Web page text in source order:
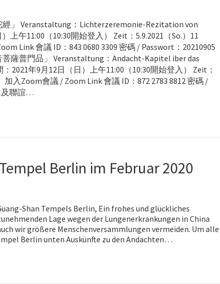
」 Veranstaltung：Lichterzeremonie-Rezitation von
上午11:00（10:30開始登入） Zeit：5.9.2021（So.）11
Link 會議 ID：843 0680 3309 密碼 / Passwort：20210905
薩普門品」 Veranstaltung：Andacht-Kapitel iber das
2021年9月12日（日）上午11:00（10:30開始登入） Zeit：
加入Zoom會議 / Zoom Link 會議 ID：872 2783 8812 密碼 /
及聯誼…
Berlin im Februar 2020
Shan Tempels Berlin, Ein frohes und glückliches
Lage wegen der Lungenerkrankungen in China
wir größere Menschenversammlungen vermeiden. Um alle
Berlin unten Auskünfte zu den Andachten…